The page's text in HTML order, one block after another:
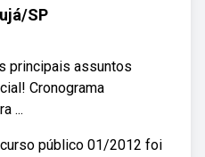
SP
principais assuntos
Cronograma
...
público 01/2012 foi